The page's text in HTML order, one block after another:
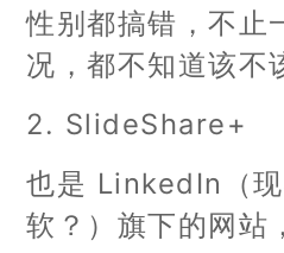
性别都搞错，不止
况，都不知道该不
2. SlideShare+
也是 LinkedIn（
软？）旗下的网站